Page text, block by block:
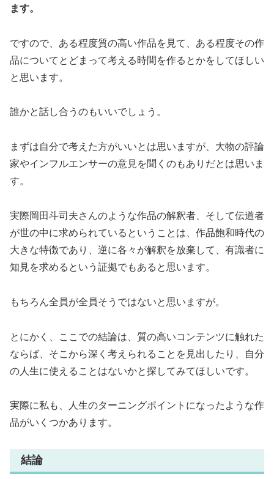
ます。
ですので、ある程度質の高い作品を見て、ある程度その作
品についてとどまって考える時間を作るとかをしてほしい
と思います。
誰かと話し合うのもいいでしょう。
まずは自分で考えた方がいいとは思いますが、大物の評論
家やインフルエンサーの意見を聞くのもありだとは思いま
す。
実際岡田斗司夫さんのような作品の解釈者、そして伝道者
が世の中に求められているということは、作品飽和時代の
大きな特徴であり、逆に各々が解釈を放棄して、有識者に
知見を求めるという証拠でもあると思います。
もちろん全員が全員そうではないと思いますが。
とにかく、ここでの結論は、質の高いコンテンツに触れた
ならば、そこから深く考えられることを見出したり、自分
の人生に使えることはないかと探してみてほしいです。
実際に私も、人生のターニングポイントになったような作
品がいくつかあります。
結論